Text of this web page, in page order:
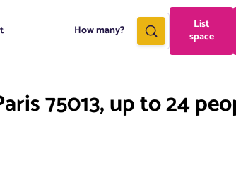
How many? List
space
75013, up to 24